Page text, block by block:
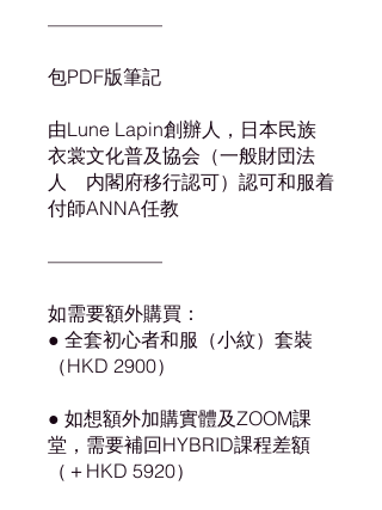
——————
包PDF版筆記
由Lune Lapin創辦人，日本民族
衣裳文化普及協会（一般財団法
人 内閣府移行認可）認可和服着
付師ANNA任教
——————
如需要額外購買：
● 全套初心者和服（小紋）套裝
（HKD 2900）
● 如想額外加購實體及ZOOM課
堂，需要補回HYBRID課程差額
（＋HKD 5920）